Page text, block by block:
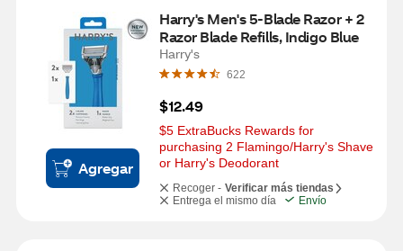
Agregar
Harry's Men's 5-Blade Razor + 2
Razor Blade Refills, Indigo Blue
Harry's
622
$12.49
$5 ExtraBucks Rewards for
purchasing 2 Flamingo/Harry's Shave
or Harry's Deodorant
Recoger - Verificar más tiendas
Entrega el mismo día
Envío